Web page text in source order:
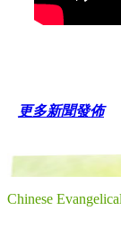
更多新聞發佈
Chinese